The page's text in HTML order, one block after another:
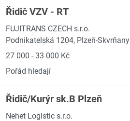
Řidič VZV - RT
FUJITRANS CZECH s.r.o.
Podnikatelská 1204, Plzeň-Skvrňany
27 000 - 33 000 Kč
Pořád hledají
Řidič/Kurýr sk.B Plzeň
Nehet Logistic s.r.o.